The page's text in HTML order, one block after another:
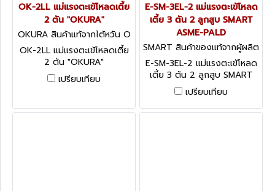
OK-2LL แม่แรงตะเข้โหลดเตี้ย
2 ตัน "OKURA"
OKURA สินค้าแท้จากไต้หวัน O
K-2LL
OK-2LL แม่แรงตะเข้โหลดเตี้ย
2 ตัน "OKURA"
เปรียบเทียบ
E-SM-3EL-2 แม่แรงตะเข้โหลด
เตี้ย 3 ตัน 2 ลูกสูบ SMART
ASME-PALD
SMART สินค้าของแท้จากผู้ผลิต
E-SM-3EL-2
E-SM-3EL-2 แม่แรงตะเข้โหลด
เตี้ย 3 ตัน 2 ลูกสูบ SMART
ASME-PALD
เปรียบเทียบ